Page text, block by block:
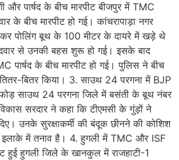
और पार्षद के बीच मारपीट बीजपुर में TMC
के बीच मारपीट हो गई। कांचरापाड़ा नगर
कर पोलिंग बूथ के 100 मीटर के दायरे में खड़े थे
से उनकी बहस शुरू हो गई। इसके बाद
पार्षद के बीच मारपीट हो गई। पुलिस ने बीच
बितर किया। 3. साउथ 24 परगना में BJP
साउथ 24 परगना जिले में बसंती के बूथ नंबर
सरदार ने कहा कि टीएमसी के गुंड़ों ने
उनके सुरक्षाकर्मी की बंदूक छीनने की कोशिश
इलाके में तनाव है। 4. हुगली में TMC और ISF
हुई हुगली जिले के खानकुल में राजहाटी-1